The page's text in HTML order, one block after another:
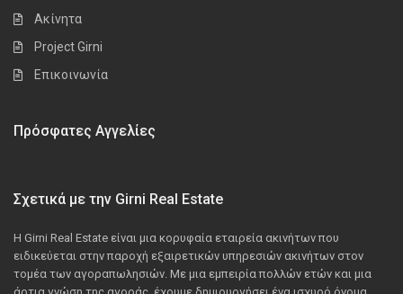
Ακίνητα
Project Girni
Επικοινωνία
Πρόσφατες Αγγελίες
Σχετικά με την Girni Real Estate
Η Girni Real Estate είναι μια κορυφαία εταιρεία ακινήτων που
ειδικεύεται στην παροχή εξαιρετικών υπηρεσιών ακινήτων στον
τομέα των αγοραπωλησιών. Με μια εμπειρία πολλών ετών και μια